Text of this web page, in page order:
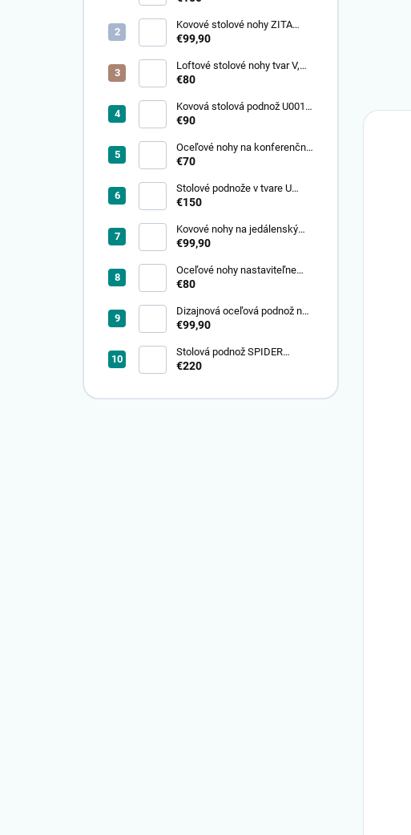
Kovové stolové nohy ZITA
72x70 cm, čierne (sada 2 ks)
€99,90
Loftové stolové nohy tvar V,
čierne, 77x70 cm (sada 2 ks)
€80
Kovová stolová podnož U001
45 cm (industriálny dizajn)
€90
Oceľové nohy na konferenčný
stolík tvar U, 45x40 cm (sada
€70
Stolové podnože v tvare U
70x70
€150
Kovové nohy na jedálenský
stôl, tvar A, 81x70 cm (sada 2
€99,90
Oceľové nohy nastaviteľne
110-180CM
€80
Dizajnová oceľová podnož na
stôl – Presýpacie hodiny
€99,90
Stolová podnož SPIDER
80X40
€220